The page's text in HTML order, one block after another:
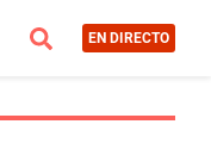
EN DIRECTO